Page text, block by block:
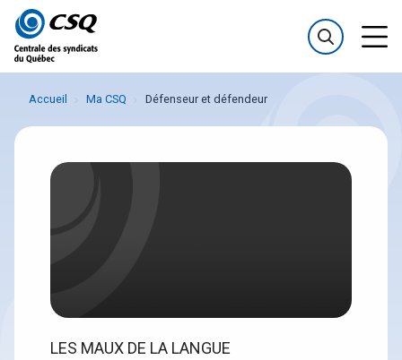
Passer
au
menu
Passer
au
contenu
Accueil Ma CSQ Défenseur et défendeur
LES MAUX DE LA LANGUE